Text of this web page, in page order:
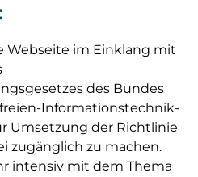
Webseite im Einklang mit
des Bundes
Informationstechnik-
Umsetzung der Richtlinie
zugänglich zu machen.
intensiv mit dem Thema